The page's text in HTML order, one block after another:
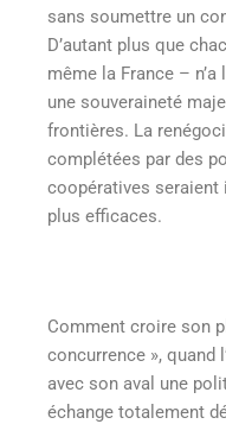
sans soumettre un
D’autant plus que
même la France – n’a
une souveraineté
frontières. La
complétées par des
coopératives
plus efficaces.
Comment croire son
concurrence », quand
avec son aval une
échange totalement